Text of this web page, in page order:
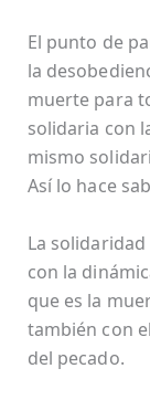
El punto de
la
muerte para
solidaria con
mismo
Así lo hace
La
con la
que es la
también con
del pecado.